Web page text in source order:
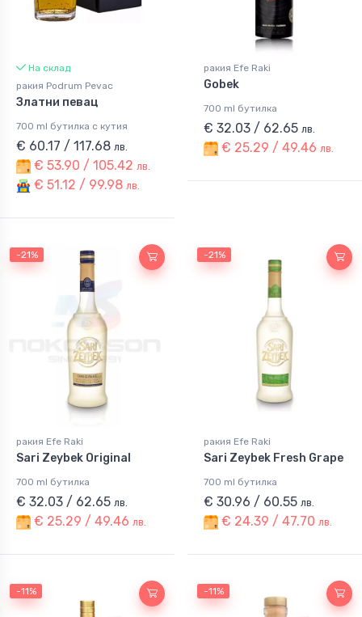
На склад
ракия Podrum Pevac
Златни певац
700 ml бутилка с кутия
€ 60.17 / 117.68 лв.
€ 53.90 / 105.42 лв.
€ 51.12 / 99.98 лв.
ракия Efe Raki
Gobek
700 ml бутилка
€ 32.03 / 62.65 лв.
€ 25.29 / 49.46 лв.
-21%
ракия Efe Raki
Sari Zeybek Original
700 ml бутилка
€ 32.03 / 62.65 лв.
€ 25.29 / 49.46 лв.
-21%
ракия Efe Raki
Sari Zeybek Fresh Grape
700 ml бутилка
€ 30.96 / 60.55 лв.
€ 24.39 / 47.70 лв.
-11% -11%